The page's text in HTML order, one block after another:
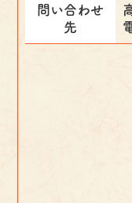
問い合わせ
先